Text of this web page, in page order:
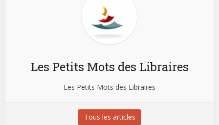
Les Petits Mots des Libraires
Les Petits Mots des Libraires
Tous les articles